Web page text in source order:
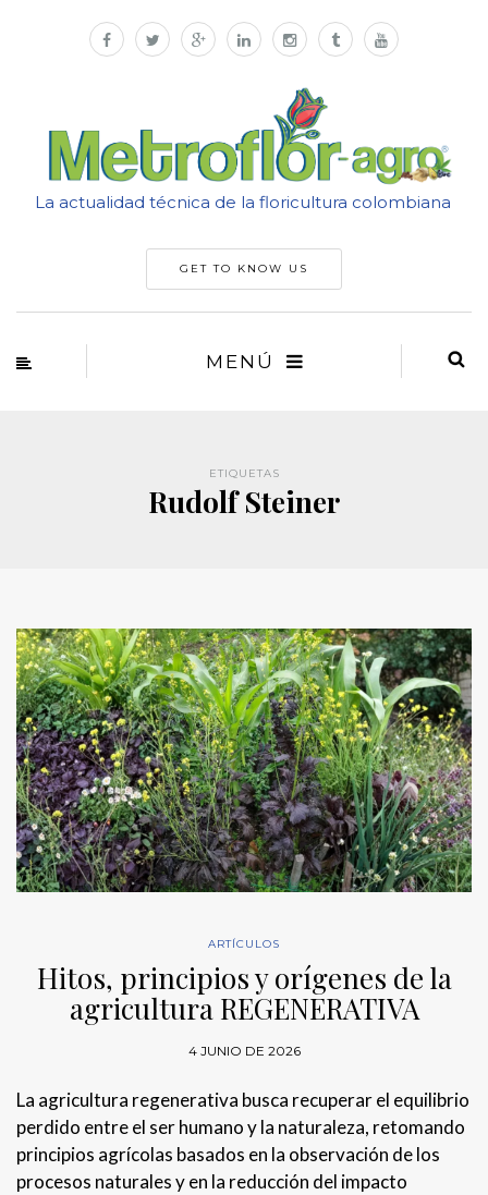
La actualidad técnica de la floricultura colombiana
GET TO KNOW US
MENÚ
ETIQUETAS
Rudolf Steiner
ARTÍCULOS
Hitos, principios y orígenes de la
agricultura REGENERATIVA
4 JUNIO DE 2026
La agricultura regenerativa busca recuperar el equilibrio
perdido entre el ser humano y la naturaleza, retomando
principios agrícolas basados en la observación de los
procesos naturales y en la reducción del impacto